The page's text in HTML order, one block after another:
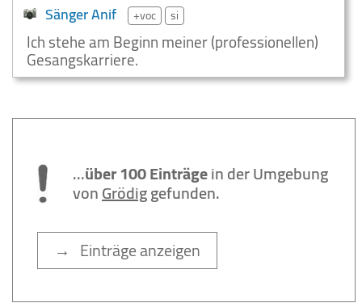
Sänger Anif +voc si
Ich stehe am Beginn meiner (professionellen)
Gesangskarriere.
...über 100 Einträgein der Umgebung
vonGrödiggefunden.
→ Einträge anzeigen